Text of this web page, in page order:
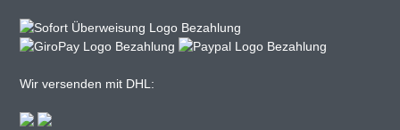
Wir versenden mit DHL: